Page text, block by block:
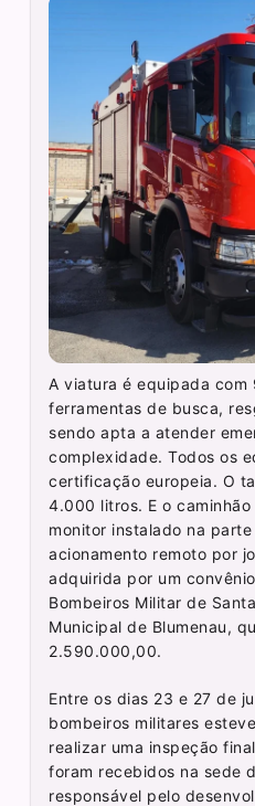
A viatura é equipada com
ferramentas de busca,
sendo apta a atender
complexidade. Todos os
certificação europeia. O
4.000 litros. E o
monitor instalado na
acionamento remoto por
adquirida por um
Bombeiros Militar de
Municipal de Blumenau,
2.590.000,00.
Entre os dias 23 e 27 de
bombeiros militares
realizar uma inspeção
foram recebidos na sede
responsável pelo